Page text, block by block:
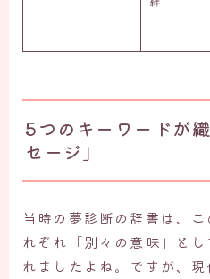
5つのキーワードが
セージ」
当時の夢診断の辞書は、
れぞれ「別々の意味」と
れましたよね。ですが、